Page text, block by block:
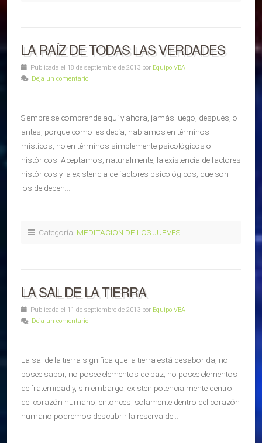
LA RAÍZ DE TODAS LAS VERDADES
Publicada el 18 de septiembre de 2013 por Equipo VBA
Deja un comentario
Siempre se comprende aquí y ahora, jamás luego, después, o
antes, porque como les decía, hablamos en términos
místicos, no en términos simplemente psicológicos o
históricos. Aceptamos, naturalmente, la existencia de factores
históricos y la existencia de factores psicológicos, que son
los de deben…
Categoría: MEDITACION DE LOS JUEVES
LA SAL DE LA TIERRA
Publicada el 11 de septiembre de 2013 por Equipo VBA
Deja un comentario
La sal de la tierra significa que la tierra está desaborida, no
posee sabor, no posee elementos de paz, no posee elementos
de fraternidad y, sin embargo, existen potencialmente dentro
del corazón humano, entonces, solamente dentro del corazón
humano podremos descubrir la reserva de…